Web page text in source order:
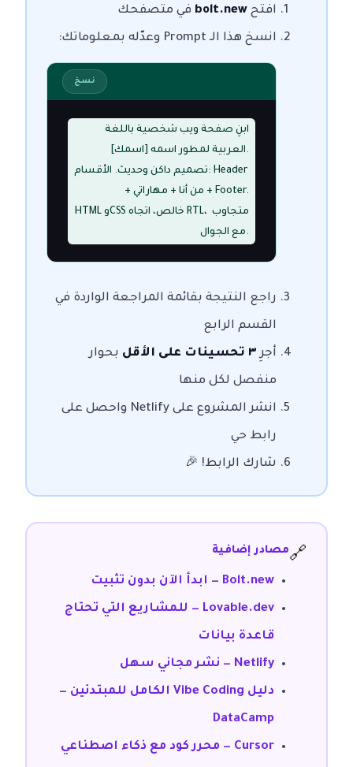
افتحbolt.new في متصفحك
انسخ هذا الـ Prompt وعدّله بمعلوماتك:
نسخ
ابنِ صفحة ويب شخصية باللغة
العربية لمطور اسمه [اسمك].
تصميم داكن وحديث. الأقسام: Header
+ من أنا + مهاراتي + Footer.
HTML وCSS خالص، اتجاه RTL، متجاوب
مع الجوال.
راجع النتيجة بقائمة المراجعة الواردة في
القسم الرابع
أجرِ٣ تحسينات على الأقل بحوار
منفصل لكل منها
انشر المشروع على Netlify واحصل على
رابط حي
شارك الرابط! 🎉
🔗مصادر إضافية
Bolt.new — ابدأ الآن بدون تثبيت
Lovable.dev — للمشاريع التي تحتاج
قاعدة بيانات
Netlify — نشر مجاني سهل
دليل Vibe Coding الكامل للمبتدئين —
DataCamp
Cursor — محرر كود مع ذكاء اصطناعي